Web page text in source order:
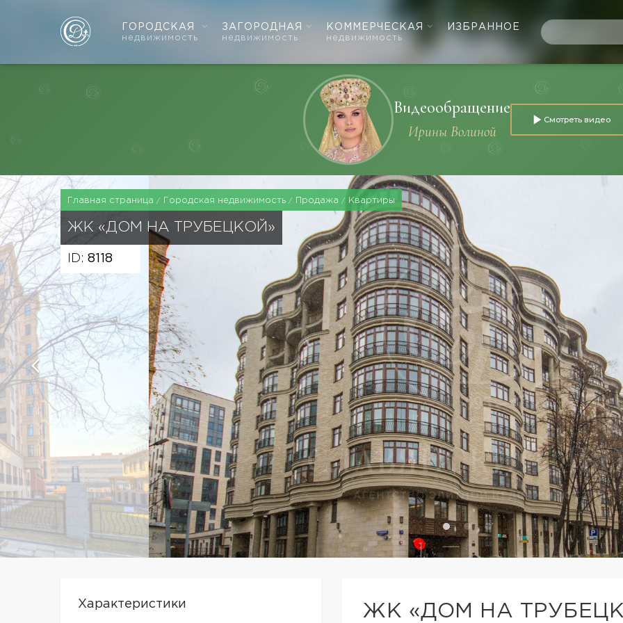
ГОРОДСКАЯ
недвижимость
ЗАГОРОДНАЯ
недвижимость
КОММЕРЧЕСКАЯ
недвижимость
ИЗБРАННОЕ
Видеообращение
Ирины Волиной
Смотреть видео
Главная страница Городская недвижимость Продажа Квартиры
ЖК «ДОМ НА ТРУБЕЦКОЙ»
ID: 8118
ЖК «ДОМ НА
Характеристики